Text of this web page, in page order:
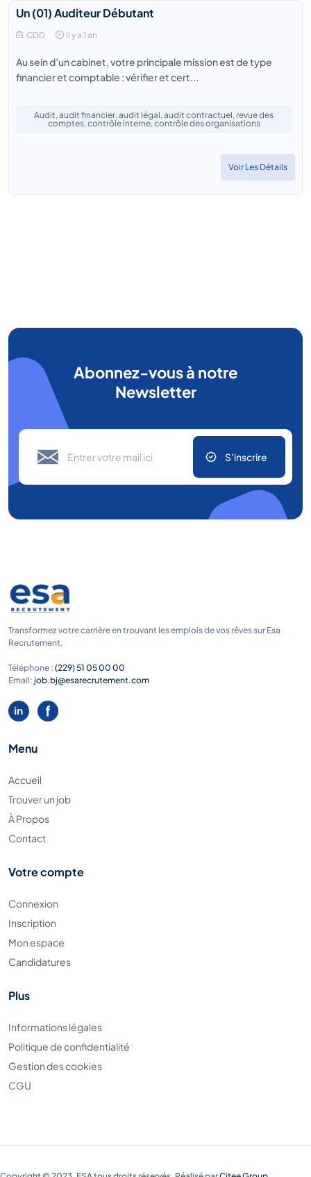
Un (01) Auditeur Débutant
CDD il y a 1 an
Au sein d’un cabinet, votre principale mission est de type
financier et comptable : vérifier et cert...
Audit, audit financier, audit légal, audit contractuel, revue des
comptes, contrôle interne, contrôle des organisations
Voir Les Détails
Abonnez-vous à notre
Newsletter
S'inscrire
Transformez votre carrière en trouvant les emplois de vos rêves sur Esa
Recrutement.
Téléphone : (229) 51 05 00 00
Email: job.bj@esarecrutement.com
Menu
Accueil
Trouver un job
À Propos
Contact
Votre compte
Connexion
Inscription
Mon espace
Candidatures
Plus
Informations légales
Politique de confidentialité
Gestion des cookies
CGU